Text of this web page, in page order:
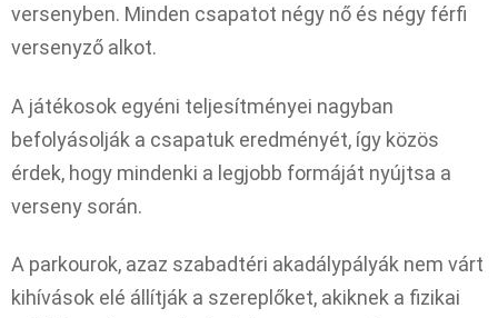
versenyben. Minden csapatot négy nő és négy férfi
versenyző alkot.
A játékosok egyéni teljesítményei nagyban
befolyásolják a csapatuk eredményét, így közös
érdek, hogy mindenki a legjobb formáját nyújtsa a
verseny során.
A parkourok, azaz szabadtéri akadálypályák nem várt
kihívások elé állítják a szereplőket, akiknek a fizikai